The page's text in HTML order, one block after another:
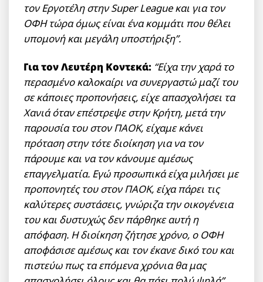
τον Εργοτέλη στην Super League και για τον
ΟΦΗ τώρα όμως είναι ένα κομμάτι που θέλει
υπομονή και μεγάλη υποστήριξη”.
Για τον Λευτέρη Κοντεκά: “Είχα την χαρά το
περασμένο καλοκαίρι να συνεργαστώ μαζί του
σε κάποιες προπονήσεις, είχε απασχολήσει τα
Χανιά όταν επέστρεψε στην Κρήτη, μετά την
παρουσία του στον ΠΑΟΚ, είχαμε κάνει
πρόταση στην τότε διοίκηση για να τον
πάρουμε και να τον κάνουμε αμέσως
επαγγελματία. Εγώ προσωπικά είχα μιλήσει με
προπονητές του στον ΠΑΟΚ, είχα πάρει τις
καλύτερες συστάσεις, γνώριζα την οικογένεια
του και δυστυχώς δεν πάρθηκε αυτή η
απόφαση. Η διοίκηση ζήτησε χρόνο, ο ΟΦΗ
αποφάσισε αμέσως και τον έκανε δικό του και
πιστεύω πως τα επόμενα χρόνια θα μας